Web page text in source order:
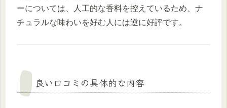
ーについては、人工的な香料を控えているため、ナ
チュラルな味わいを好む人には逆に好評です。
良い口コミの具体的な内容